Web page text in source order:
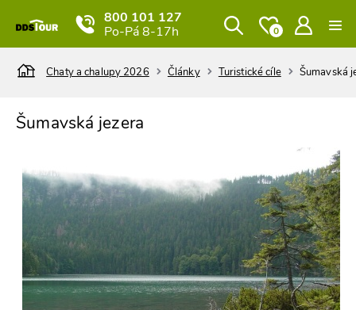
800 101 127
Po-Pá 8-17h
0
Chaty a chalupy 2026 Články Turistické cíle Šumavská
Šumavská jezera